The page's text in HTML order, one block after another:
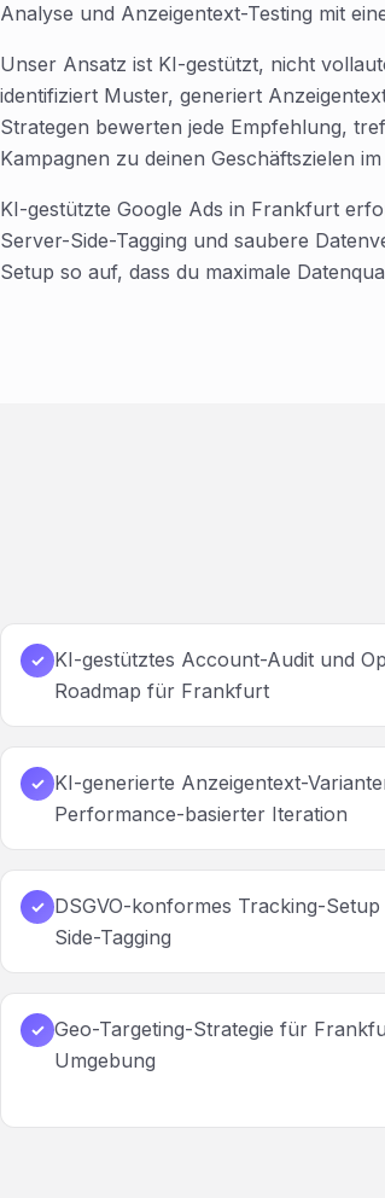
Analyse und Anzeigentext-Testing mit
Unser Ansatz ist KI-gestützt, nicht
identifiziert Muster, generiert
Strategen bewerten jede Empfehlung,
Kampagnen zu deinen Geschäftszielen
KI-gestützte Google Ads in Frankfurt
Server-Side-Tagging und saubere
Setup so auf, dass du maximale
✓ KI-gestütztes Account-Audit und
Roadmap für Frankfurt
✓ KI-generierte Anzeigentext-
Performance-basierter Iteration
✓ DSGVO-konformes Tracking-
Side-Tagging
✓ Geo-Targeting-Strategie für
Umgebung